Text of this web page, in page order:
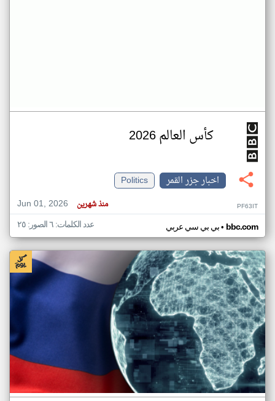
كأس العالم 2026
اخبار جزر القمر
Politics
Jun 01, 2026
منذ شهرين PF63IT
بي بي سي عربي• bbc.com عدد الكلمات: ٦ الصور: ٢٥